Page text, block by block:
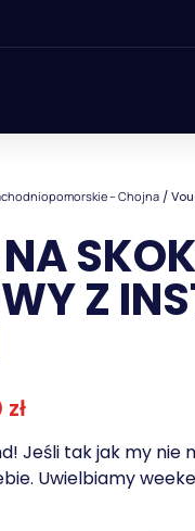
– Chojna /
SKOK
Z
zł
Jeśli tak jak my
Uwielbiamy